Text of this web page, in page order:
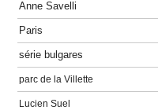
Anne Savelli
Paris
série bulgares
parc de la Villette
Lucien Suel